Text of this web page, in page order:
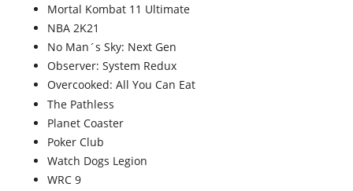
Mortal Kombat 11 Ultimate
NBA 2K21
No Man´s Sky: Next Gen
Observer: System Redux
Overcooked: All You Can Eat
The Pathless
Planet Coaster
Poker Club
Watch Dogs Legion
WRC 9